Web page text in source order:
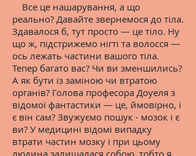
Все це нашарування, а що
реально? Давайте звернемося до тіла.
Здавалося б, тут просто — це тіло. Ну
що ж, підстрижемо нігті та волосся —
ось лежать частини вашого тіла.
Тепер багато вас? Чи ви зменшились?
А як бути із заміною чи втратою
органів? Голова професора Доуеля з
відомої фантастики — це, ймовірно, і
є він сам? Звужуємо пошук - мозок і є
ви? У медицині відомі випадку
втрати частин мозку і при цьому
людина залишалася собою, тобто я